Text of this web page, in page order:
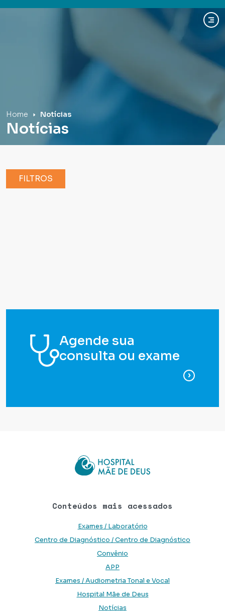
Home Notícias
Notícias
FILTROS
Agende sua
consulta ou exame
para
Conteúdos mais acessados
Exames / Laboratório
Centro de Diagnóstico / Centro de Diagnóstico
Convênio
APP
Exames / Audiometria Tonal e Vocal
Hospital Mãe de Deus
Notícias